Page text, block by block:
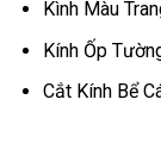
Kình Màu
Kính Ốp
Cắt Kính Bể